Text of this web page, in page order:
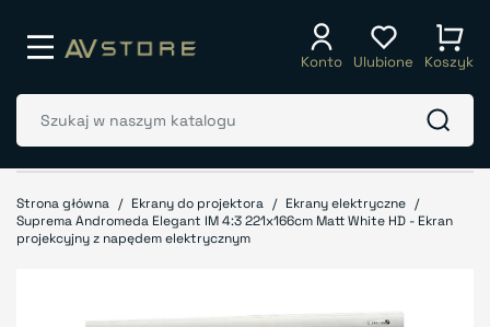
Konto Ulubione Koszyk
Strona główna Ekrany do projektora
Ekrany elektryczne
Suprema Andromeda Elegant IM 4:3 221x166cm Matt White HD - Ekran
projekcyjny z napędem elektrycznym